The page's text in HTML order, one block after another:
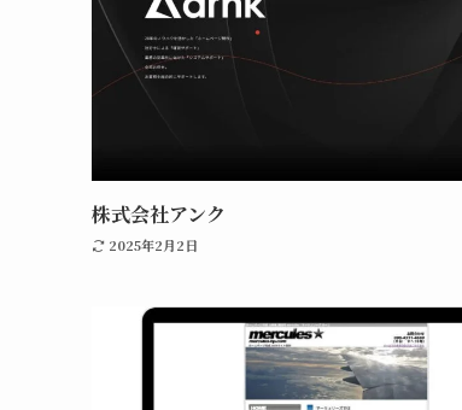
株式会社アンク
2025年2月2日